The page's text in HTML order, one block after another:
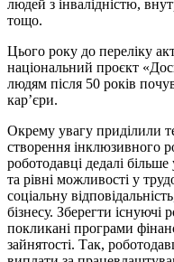
людей з інвалідністю,
тощо.
Цього року до переліку
національний проєкт
людям після 50 років
кар’єри.
Окрему увагу приділили
створення інклюзивного
роботодавці дедалі
та рівні можливості у
соціальну
бізнесу. Зберегти існуючі
покликані програми
зайнятості. Так,